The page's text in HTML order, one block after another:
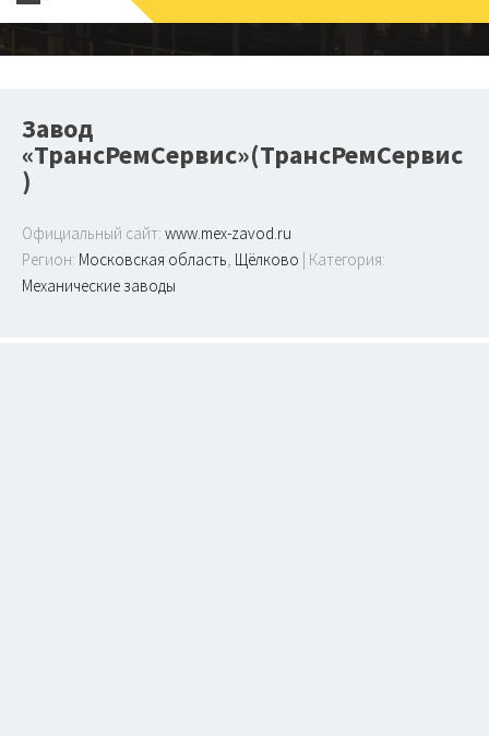
Завод
«ТрансРемСервис»(ТрансРемСервис
)
Официальный сайт: www.mex-zavod.ru
Регион: Московская область, Щёлково | Категория:
Механические заводы